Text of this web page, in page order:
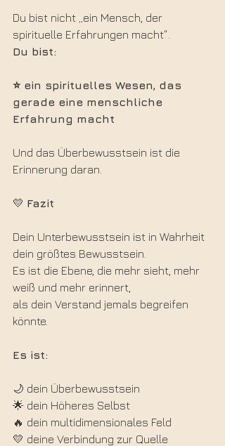
Du bist nicht „ein Mensch, der
spirituelle Erfahrungen macht“.
Du bist:
⭐ ein spirituelles Wesen, das
gerade eine menschliche
Erfahrung macht
Und das Überbewusstsein ist die
Erinnerung daran.
💛 Fazit
Dein Unterbewusstsein ist in Wahrheit
dein größtes Bewusstsein.
Es ist die Ebene, die mehr sieht, mehr
weiß und mehr erinnert,
als dein Verstand jemals begreifen
könnte.
Es ist:
🌙 dein Überbewusstsein
🌟 dein Höheres Selbst
🔥 dein multidimensionales Feld
💛 deine Verbindung zur Quelle